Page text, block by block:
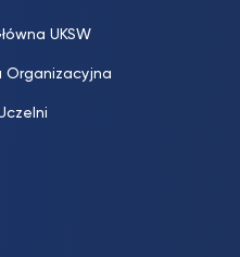
UKSW
Organizacyjna